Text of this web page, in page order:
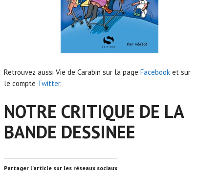
Retrouvez aussi Vie de Carabin sur la page Facebook et sur
le compte Twitter.
NOTRE CRITIQUE DE LA
BANDE DESSINEE
Partager l'article sur les réseaux sociaux